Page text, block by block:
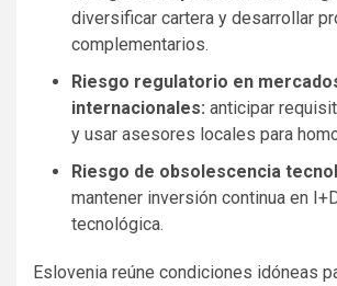
diversificar cartera y desarrollar
complementarios.
Riesgo regulatorio en
internacionales: anticipar
y usar asesores locales para
Riesgo de obsolescencia
mantener inversión continua en
tecnológica.
Eslovenia reúne condiciones idóneas